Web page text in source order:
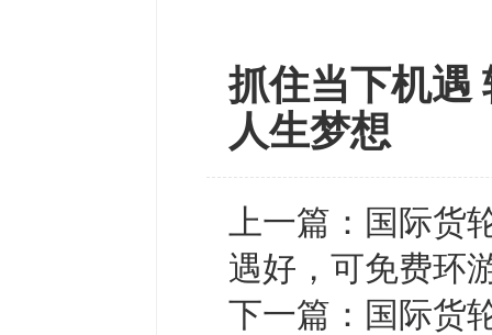
抓住当下机遇
人生梦想
上一篇： 国际货
遇好，可免费环
下一篇： 国际货